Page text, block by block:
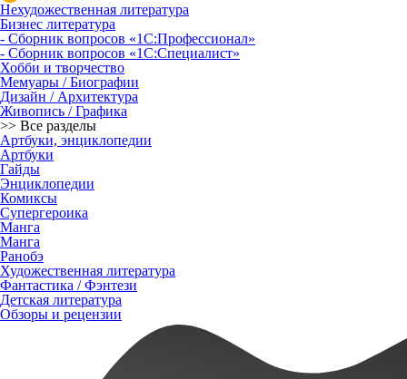
Нехудожественная литература
Бизнес литература
- Сборник вопросов «1С:Профессионал»
- Сборник вопросов «1С:Специалист»
Хобби и творчество
Мемуары / Биографии
Дизайн / Архитектура
Живопись / Графика
>> Все разделы
Артбуки, энциклопедии
Артбуки
Гайды
Энциклопедии
Комиксы
Супергероика
Манга
Манга
Ранобэ
Художественная литература
Фантастика / Фэнтези
Детская литература
Обзоры и рецензии